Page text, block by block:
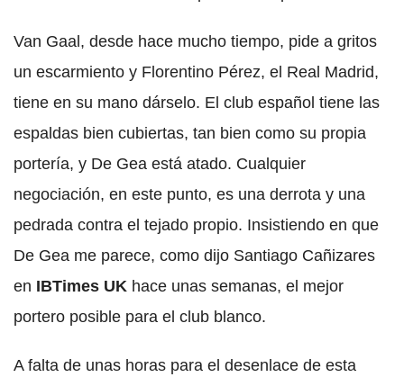
Van Gaal, desde hace mucho tiempo, pide a gritos
un escarmiento y Florentino Pérez, el Real Madrid,
tiene en su mano dárselo. El club español tiene las
espaldas bien cubiertas, tan bien como su propia
portería, y De Gea está atado. Cualquier
negociación, en este punto, es una derrota y una
pedrada contra el tejado propio. Insistiendo en que
De Gea me parece, como dijo Santiago Cañizares
en IBTimes UK hace unas semanas, el mejor
portero posible para el club blanco.
A falta de unas horas para el desenlace de esta